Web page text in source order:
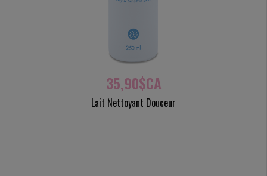
35,90$CA
Lait Nettoyant Douceur